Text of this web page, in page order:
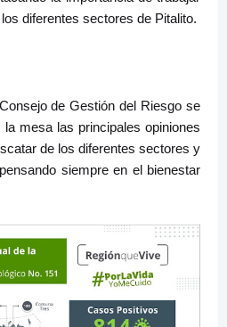
diferentes sectores de Pitalito.
de Gestión del Riesgo se
mesa las principales opiniones
de los diferentes sectores y
siempre en el bienestar